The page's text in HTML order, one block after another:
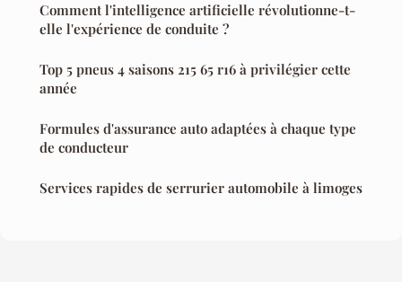
Comment l'intelligence artificielle révolutionne-t-
elle l'expérience de conduite ?
Top 5 pneus 4 saisons 215 65 r16 à privilégier cette
année
Formules d'assurance auto adaptées à chaque type
de conducteur
Services rapides de serrurier automobile à limoges